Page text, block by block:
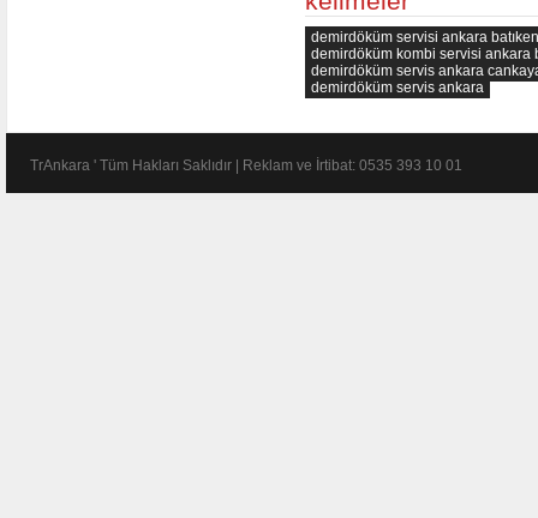
demirdöküm servisi ankara
demirdöküm kombi servisi ankara
demirdöküm servis ankara
demirdöküm servis ankara
TrAnkara ' Tüm Hakları Saklıdır | Reklam ve İrtibat: 0535 393 10 01